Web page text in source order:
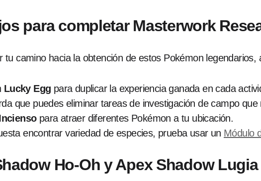
para completar Masterwork
tu camino hacia la obtención de estos Pokémon
Lucky Egg para duplicar la experiencia ganada en cada
que puedes eliminar tareas de investigación de campo
para atraer diferentes Pokémon a tu ubicación.
encontrar variedad de especies, prueba usar un Módulo
Ho-Oh y Apex Shadow